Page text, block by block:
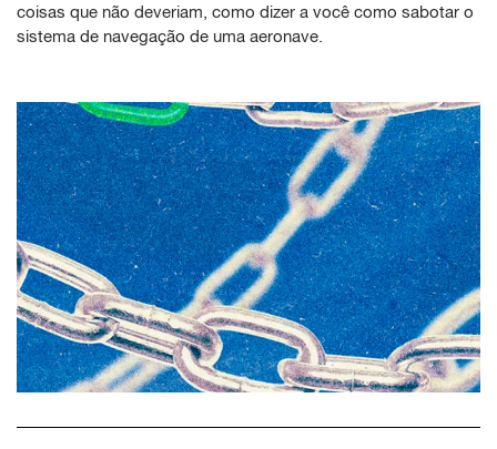
coisas que não deveriam, como dizer a você como sabotar o
sistema de navegação de uma aeronave.